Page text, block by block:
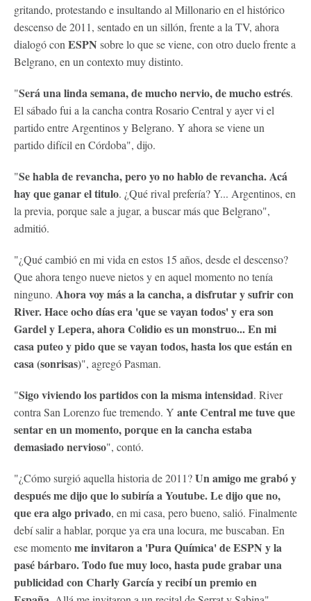
gritando, protestando e insultando al Millonario en el histórico
descenso de 2011, sentado en un sillón, frente a la TV, ahora
dialogó con ESPN sobre lo que se viene, con otro duelo frente a
Belgrano, en un contexto muy distinto.
"Será una linda semana, de mucho nervio, de mucho estrés.
El sábado fui a la cancha contra Rosario Central y ayer vi el
partido entre Argentinos y Belgrano. Y ahora se viene un
partido difícil en Córdoba", dijo.
"Se habla de revancha, pero yo no hablo de revancha. Acá
hay que ganar el titulo. ¿Qué rival prefería? Y... Argentinos, en
la previa, porque sale a jugar, a buscar más que Belgrano",
admitió.
"¿Qué cambió en mi vida en estos 15 años, desde el descenso?
Que ahora tengo nueve nietos y en aquel momento no tenía
ninguno. Ahora voy más a la cancha, a disfrutar y sufrir con
River. Hace ocho días era 'que se vayan todos' y era son
Gardel y Lepera, ahora Colidio es un monstruo... En mi
casa puteo y pido que se vayan todos, hasta los que están en
casa (sonrisas)", agregó Pasman.
"Sigo viviendo los partidos con la misma intensidad. River
contra San Lorenzo fue tremendo. Y ante Central me tuve que
sentar en un momento, porque en la cancha estaba
demasiado nervioso", contó.
"¿Cómo surgió aquella historia de 2011?Un amigo me grabó y
después me dijo que lo subiría a Youtube. Le dijo que no,
que era algo privado, en mi casa, pero bueno, salió. Finalmente
debí salir a hablar, porque ya era una locura, me buscaban. En
ese momentome invitaron a 'Pura Química' de ESPN y la
pasé bárbaro. Todo fue muy loco, hasta pude grabar una
publicidad con Charly García y recibí un premio en